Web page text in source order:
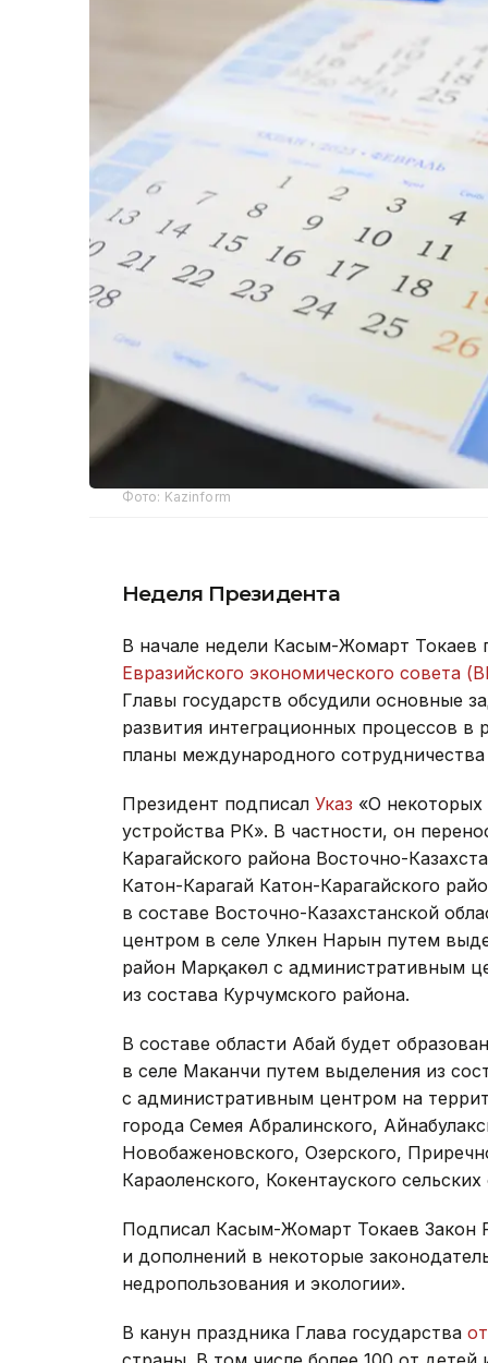
Фото: Kazinform
Неделя Президента
В начале недели Касым-Жомарт Токаев
Евразийского экономического совета
Главы государств обсудили основные
развития интеграционных процессов в
планы международного
Президент подписал Указ «О некоторых
устройства РК». В частности, он
Карагайского района Восточно-
Катон-Карагай Катон-Карагайского
в составе Восточно-Казахстанской
центром в селе Улкен Нарын путем
район Марқакөл с административным
из состава Курчумского района.
В составе области Абай будет
в селе Маканчи путем выделения из
с административным центром на
города Семея Абралинского,
Новобаженовского, Озерского,
Караоленского, Кокентауского
Подписал Касым-Жомарт Токаев Закон
и дополнений в некоторые
недропользования и экологии».
В канун праздника Глава государства